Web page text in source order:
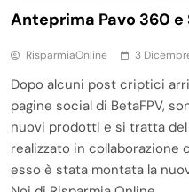
Anteprima Pavo 360 e
RisparmiaOnline 3
Dopo alcuni post criptici
pagine social di BetaFPV,
nuovi prodotti e si tratta
realizzato in collaborazione
esso è stata montata la